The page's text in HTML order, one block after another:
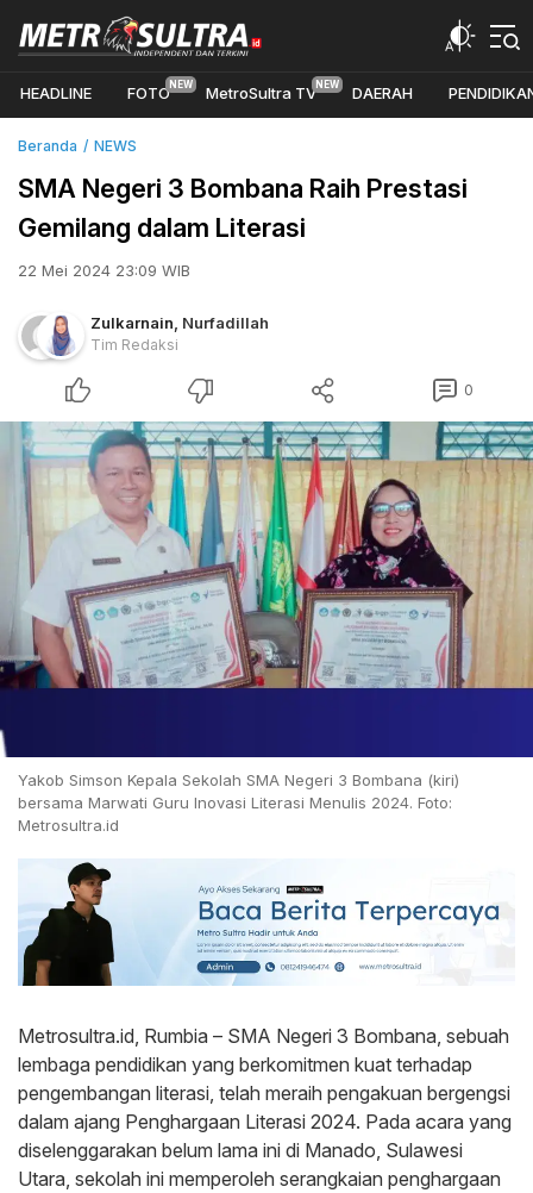
HEADLINE FOTO MetroSultra TV DAERAH
Beranda NEWS
SMA Negeri 3 Bombana Raih Prestasi
Gemilang dalam Literasi
22 Mei 2024 23:09 WIB
Zulkarnain Nurfadillah
Tim Redaksi
0
Yakob Simson Kepala Sekolah SMA Negeri 3 Bombana (kiri)
bersama Marwati Guru Inovasi Literasi Menulis 2024. Foto:
Metrosultra.id
Metrosultra.id, Rumbia – SMA Negeri 3 Bombana, sebuah
lembaga pendidikan yang berkomitmen kuat terhadap
pengembangan literasi, telah meraih pengakuan bergengsi
dalam ajang Penghargaan Literasi 2024. Pada acara yang
diselenggarakan belum lama ini di Manado, Sulawesi
Utara, sekolah ini memperoleh serangkaian penghargaan